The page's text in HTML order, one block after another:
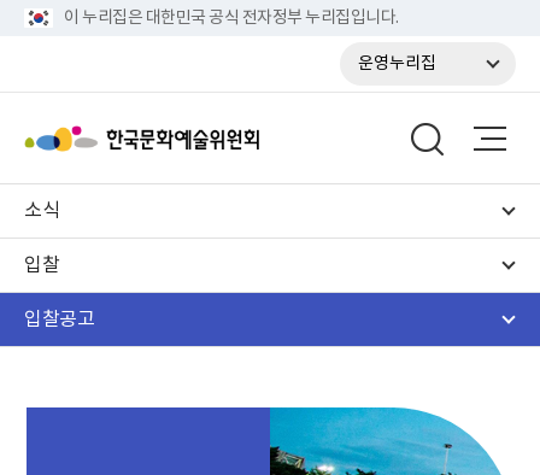
이 누리집은 대한민국 공식 전자정부 누리집입니다.
운영누리집
소식
입찰
입찰공고